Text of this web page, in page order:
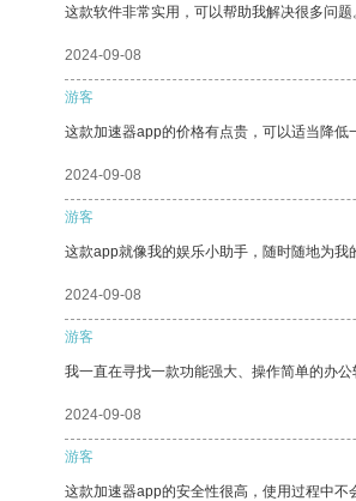
这款软件非常实用，可以帮助我解决很多问题
2024-09-08
游客
这款加速器app的价格有点贵，可以适当降低
2024-09-08
游客
这款app就像我的娱乐小助手，随时随地为我
2024-09-08
游客
我一直在寻找一款功能强大、操作简单的办
2024-09-08
游客
这款加速器app的安全性很高，使用过程中不